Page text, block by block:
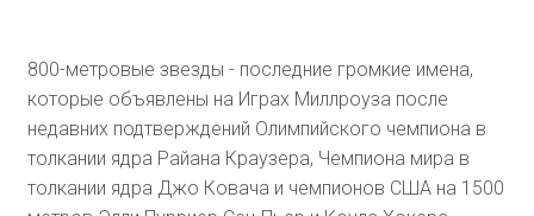
800-метровые звезды - последние громкие имена,
которые объявлены на Играх Миллроуза после
недавних подтверждений Олимпийского чемпиона в
толкании ядра Райана Краузера, Чемпиона мира в
толкании ядра Джо Ковача и чемпионов США на 1500